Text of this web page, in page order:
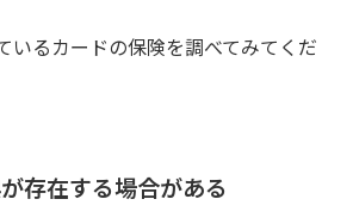
いるカードの保険を調べてみてくだ
存在する場合がある